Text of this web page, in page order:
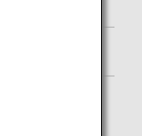
23～32kg）